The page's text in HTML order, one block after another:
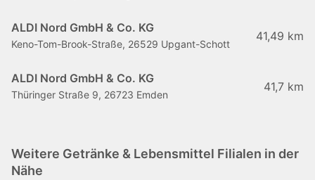
ALDI Nord GmbH & Co. KG
Keno-Tom-Brook-Straße, 26529 Upgant-Schott
41,49 km
ALDI Nord GmbH & Co. KG
Thüringer Straße 9, 26723 Emden
41,7 km
Weitere Getränke & Lebensmittel Filialen in der
Nähe